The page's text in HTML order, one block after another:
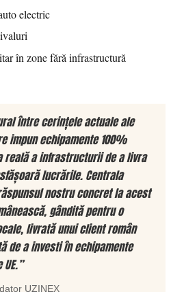
electric
în zone fără infrastructură
între cerințele actuale ale
impun echipamente 100%
a infrastructurii de a livra
lucrările. Centrala
nostru concret la acest
gândită pentru o
livrată unui client român
de a investi în echipamente
UZINEX